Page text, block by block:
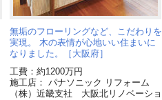
無垢のフローリングなど、こだわりを
実現。 木の表情が心地いい住まいに
なりました。［大阪府］
工費：約1200万円
施工店： パナソニック リフォーム
（株）近畿支社 大阪北リノベーショ